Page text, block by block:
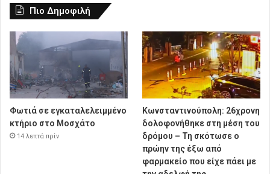
Πιο Δημοφιλή
Φωτιά σε εγκαταλελειμμένο
κτήριο στο Μοσχάτο
14 λεπτά πρίν
Κωνσταντινούπολη: 26χρονη
δολοφονήθηκε στη μέση του
δρόμου – Τη σκότωσε ο
πρώην της έξω από
φαρμακείο που είχε πάει με